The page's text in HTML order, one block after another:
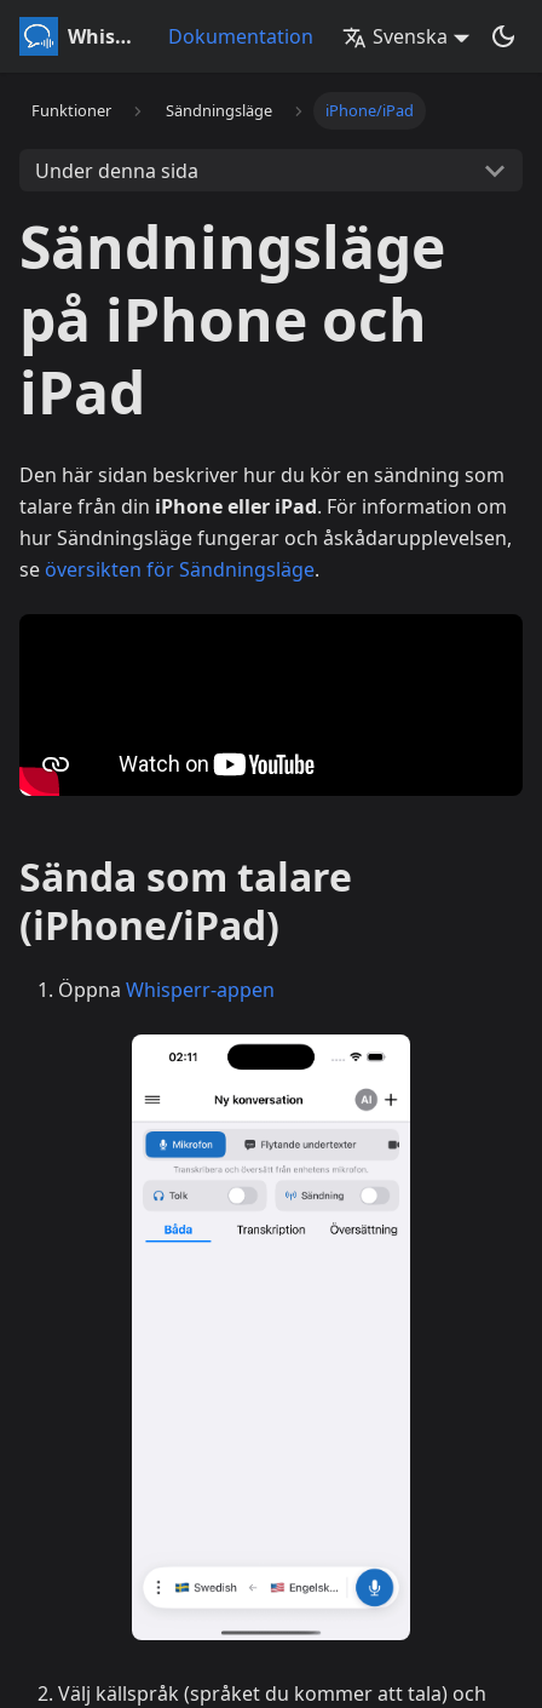
Whisperr Dokumentation Svenska
Funktioner Sändningsläge iPhone/iPad
Under denna sida
Sändningsläge
på iPhone och
iPad
Den här sidan beskriver hur du kör en sändning som
talare från din iPhone eller iPad. För information om
hur Sändningsläge fungerar och åskådarupplevelsen,
se översikten för Sändningsläge.
Sända som talare
(iPhone/iPad)
Öppna Whisperr-appen
Välj källspråk (språket du kommer att tala) och